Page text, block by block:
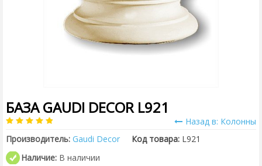
БАЗА GAUDI DECOR L921
Назад в: Колонны
Производитель: Gaudi Decor Код товара: L921
Наличие: В наличии